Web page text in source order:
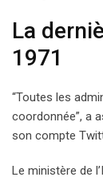
La
1971
“Toutes les
coordonnée”, a
son compte
Le ministère de